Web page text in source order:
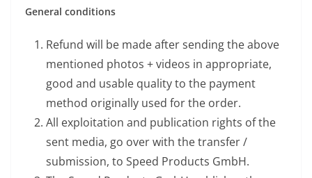
General conditions
Refund will be made after sending the above
mentioned photos + videos in appropriate,
good and usable quality to the payment
method originally used for the order.
All exploitation and publication rights of the
sent media, go over with the transfer /
submission, to Speed Products GmbH.